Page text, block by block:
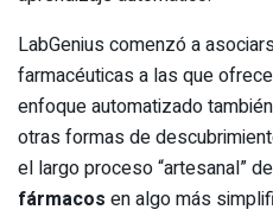
LabGenius comenzó a
farmacéuticas a las que
enfoque automatizado
otras formas de
el largo proceso “artesanal” de
fármacos en algo más